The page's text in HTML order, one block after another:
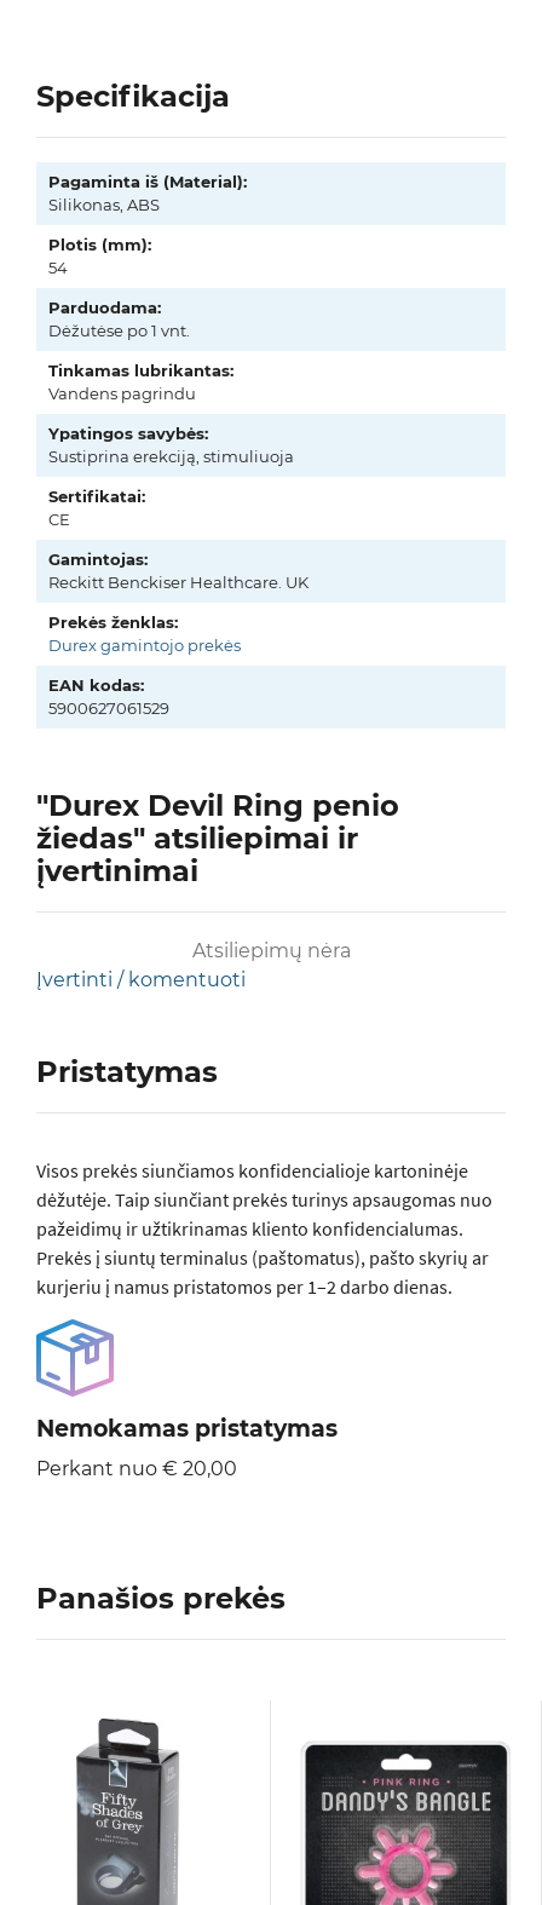
Specifikacija
Pagaminta iš (Material):
Silikonas, ABS
Plotis (mm):
54
Parduodama:
Dėžutėse po 1 vnt.
Tinkamas lubrikantas:
Vandens pagrindu
Ypatingos savybės:
Sustiprina erekciją, stimuliuoja
Sertifikatai:
CE
Gamintojas:
Reckitt Benckiser Healthcare. UK
Prekės ženklas:
Durex gamintojo prekės
EAN kodas:
5900627061529
"Durex Devil Ring penio
žiedas" atsiliepimai ir
įvertinimai
Atsiliepimų nėra
Įvertinti / komentuoti
Pristatymas
Visos prеkės siunčiamos konfidencialioje kartoninėje
dėžutėje. Taip siunčiant prekės turinys apsaugomas nuo
pažeidimų ir užtikrinamas kliento konfidencialumas.
Prekės į siuntų terminalus (paštomatus), pašto skyrių ar
kurjeriu į namus pristatomos per 1–2 darbo dienas.
Nemokamas pristatymas
Perkant nuo € 20,00
Panašios prekės